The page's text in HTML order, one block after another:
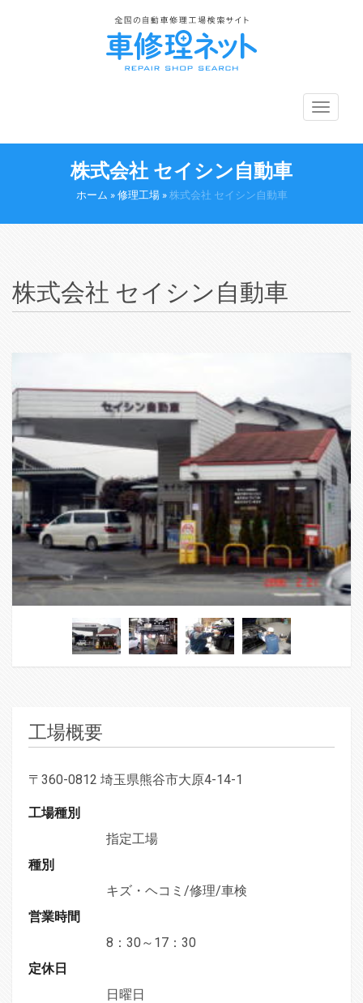
メ
ニ
ュ
え
株式会社 セイシン自動車
ホーム » 修理工場» 株式会社 セイシン自動車
株式会社 セイシン自動車
工場概要
〒360-0812 埼玉県熊谷市大原4-14-1
工場種別
指定工場
種別
キズ・ヘコミ/修理/車検
営業時間
8：30～17：30
定休日
日曜日